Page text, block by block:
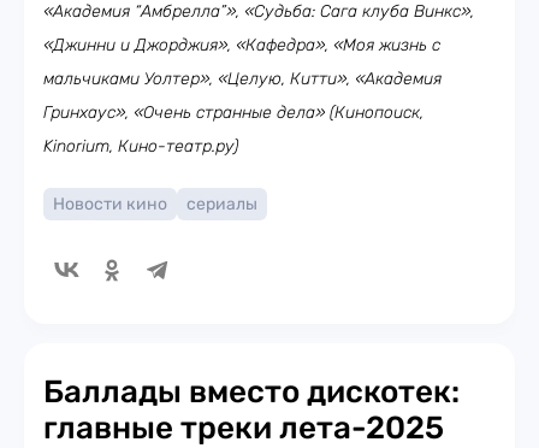
«Академия “Амбрелла”», «Судьба: Сага клуба Винкс»,
«Джинни и Джорджия», «Кафедра», «Моя жизнь с
мальчиками Уолтер», «Целую, Китти», «Академия
Гринхаус», «Очень странные дела» (Кинопоиск,
Kinorium, Кино-театр.ру)
Новости кино сериалы
Баллады вместо дискотек:
главные треки лета-2025